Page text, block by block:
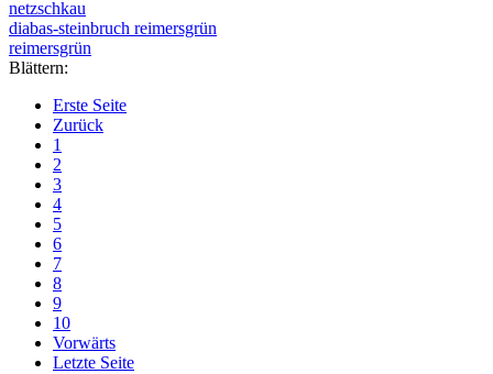
netzschkau
diabas-steinbruch reimersgrün
reimersgrün
Blättern:
Erste Seite
Zurück
1
2
3
4
5
6
7
8
9
10
Vorwärts
Letzte Seite